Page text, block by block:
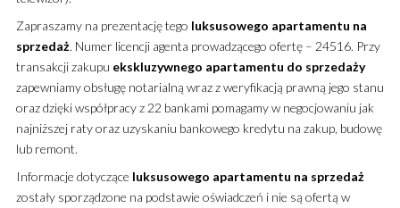
Zapraszamy na prezentację tego luksusowego apartamentu na
sprzedaż. Numer licencji agenta prowadzącego ofertę – 24516. Przy
transakcji zakupu ekskluzywnego apartamentu do sprzedaży
zapewniamy obsługę notarialną wraz z weryfikacją prawną jego stanu
oraz dzięki współpracy z 22 bankami pomagamy w negocjowaniu jak
najniższej raty oraz uzyskaniu bankowego kredytu na zakup, budowę
lub remont.
Informacje dotyczące luksusowego apartamentu na sprzedaż
zostały sporządzone na podstawie oświadczeń i nie są ofertą w